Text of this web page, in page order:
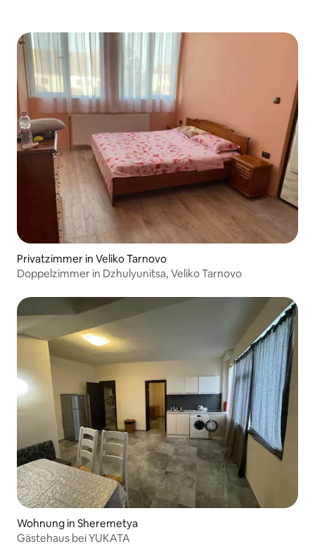
Privatzimmer in Veliko Tarnovo
Doppelzimmer in Dzhulyunitsa, Veliko Tarnovo
Wohnung in Sheremetya
Gästehaus bei YUKATA